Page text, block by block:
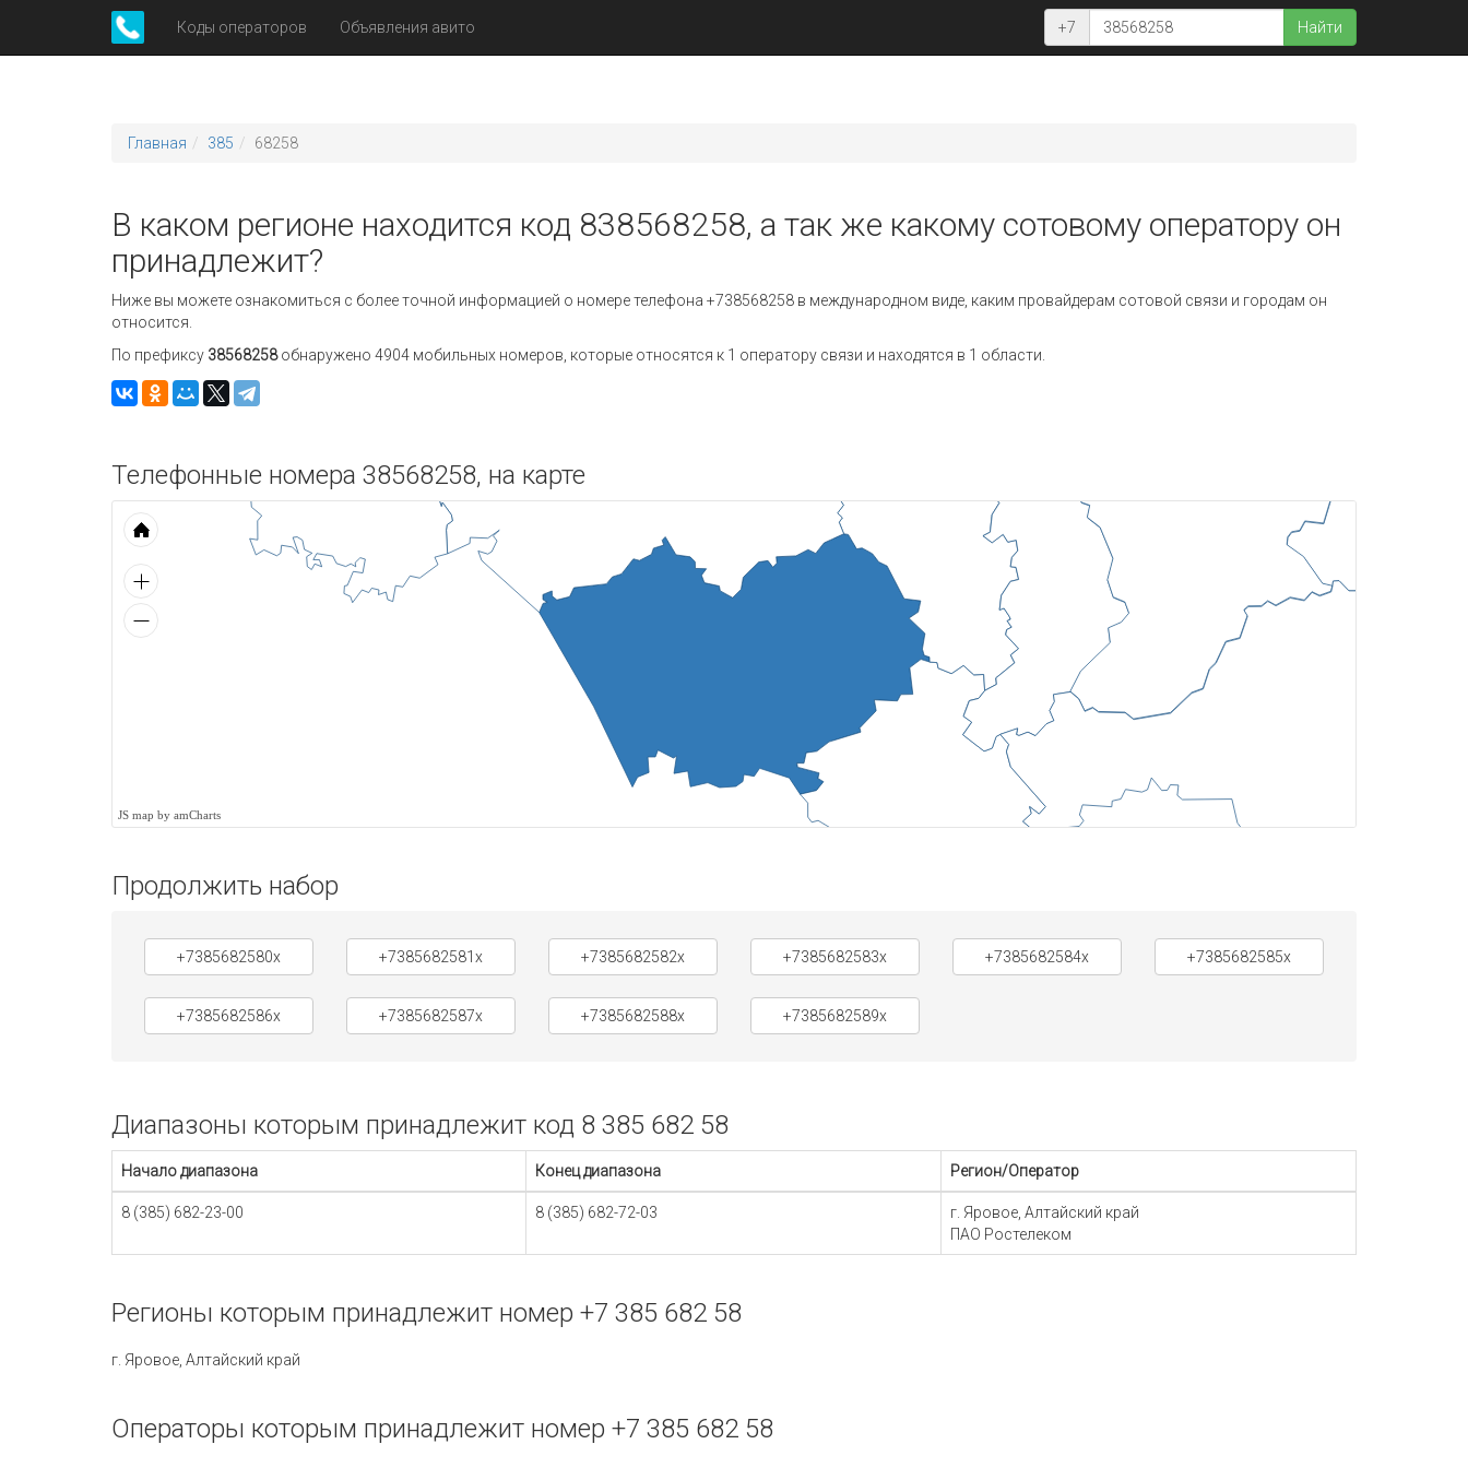
Коды операторов Объявления авито +7 Найти
Главная 385 68258
В каком регионе находится код 838568258, а так же какому сотовому оператору он
принадлежит?
Ниже вы можете ознакомиться с более точной информацией о номере телефона +738568258 в международном виде, каким провайдерам сотовой связи и городам он
относится.
По префиксу 38568258обнаружено 4904 мобильных номеров, которые относятся к 1 оператору связи и находятся в 1 области.
Телефонные номера 38568258, на карте
JS map by amCharts
Продолжить набор
+7385682580x +7385682581x +7385682582x +7385682583x +7385682584x +7385682585x
+7385682586x +7385682587x +7385682588x +7385682589x
Диапазоны которым принадлежит код 8 385 682 58
Начало диапазона Конец диапазона Регион/Оператор
8 (385) 682-23-00 8 (385) 682-72-03
г. Яровое, Алтайский край
ПАО Ростелеком
Регионы которым принадлежит номер +7 385 682 58
г. Яровое, Алтайский край
Операторы которым принадлежит номер +7 385 682 58